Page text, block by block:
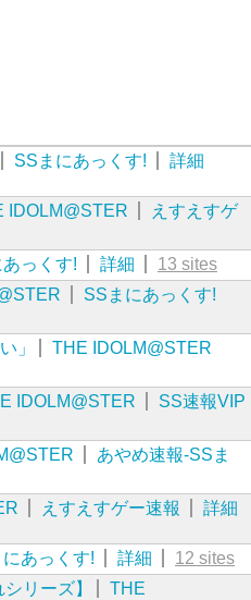
SSまにあっくす!
詳細
IDOLM@STER
えすえすゲ
っくす! 詳細
13 sites
SSまにあっくす!
」
THE IDOLM@STER
IDOLM@STER
SS速報VIP
あやめ速報-SSま
えすえすゲー速報
詳細
あっくす! 詳細
12 sites
リーズ】
THE